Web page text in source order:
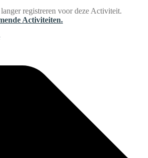
registreren voor deze Activiteit.
Activiteiten.